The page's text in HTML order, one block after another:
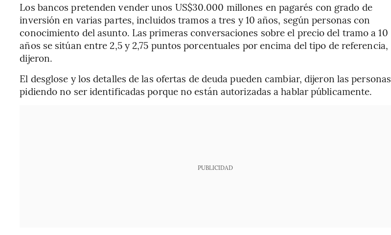
Los bancos pretenden vender unos US$30.000 millones en pagarés con grado de
inversión en varias partes, incluidos tramos a tres y 10 años, según personas con
conocimiento del asunto. Las primeras conversaciones sobre el precio del tramo a 10
años se sitúan entre 2,5 y 2,75 puntos porcentuales por encima del tipo de referencia,
dijeron.
El desglose y los detalles de las ofertas de deuda pueden cambiar, dijeron las
pidiendo no ser identificadas porque no están autorizadas a hablar públicamente.
PUBLICIDAD